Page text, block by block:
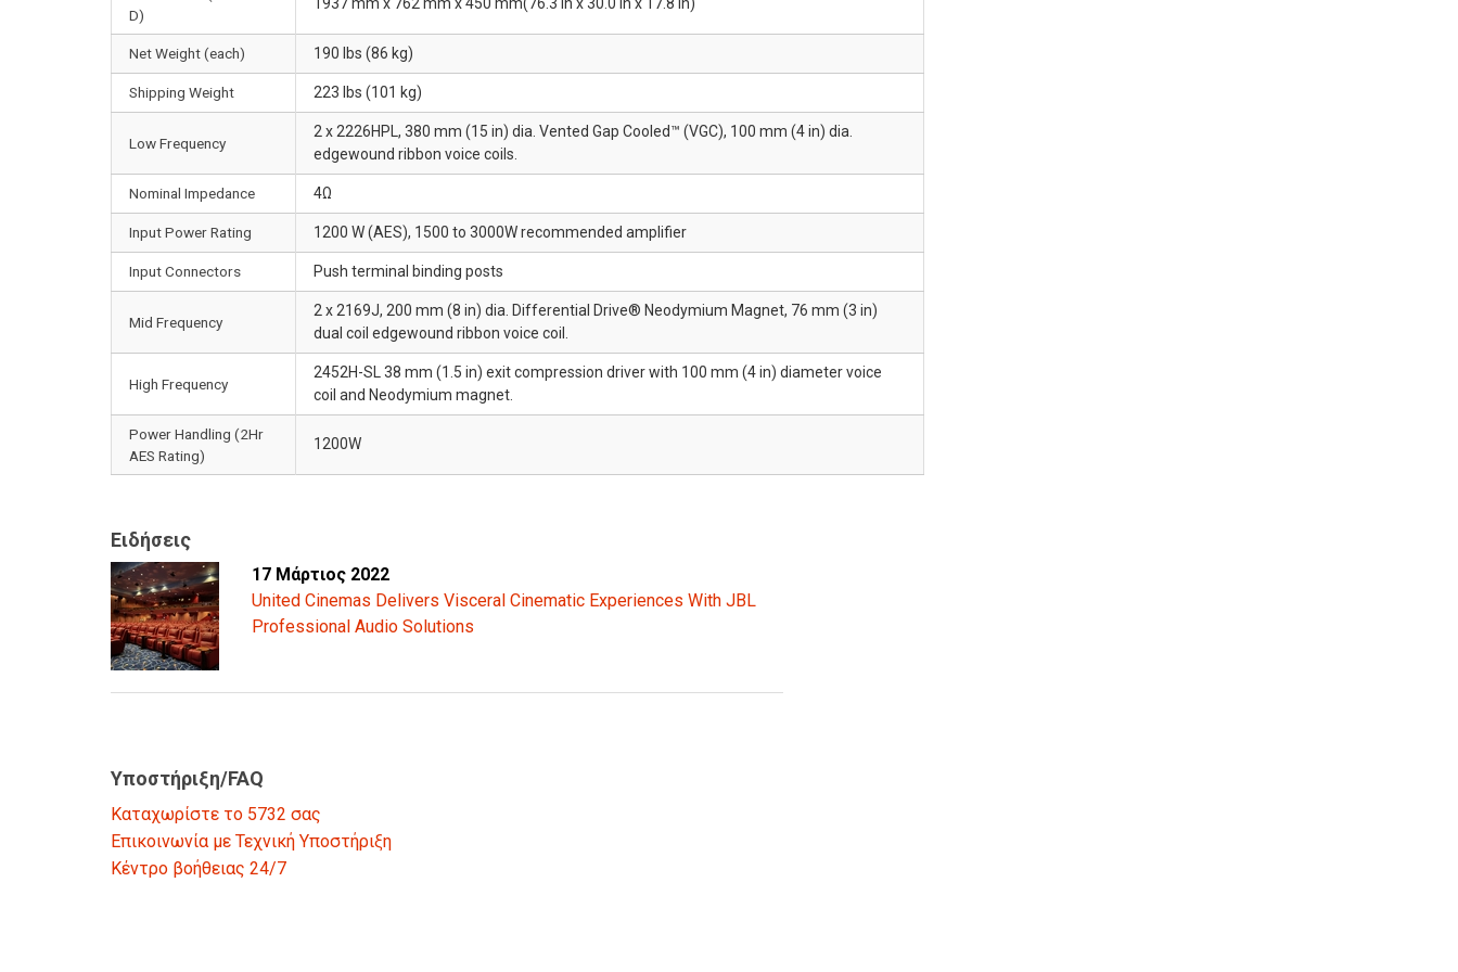
D)
Net Weight (each) 190 lbs (86 kg)
Shipping Weight 223 lbs (101 kg)
Low Frequency
2 x 2226HPL, 380 mm (15 in) dia. Vented Gap Cooled™ (VGC), 100 mm (4 in) dia.
edgewound ribbon voice coils.
Nominal Impedance 4Ω
Input Power Rating 1200 W (AES), 1500 to 3000W recommended amplifier
Input Connectors Push terminal binding posts
Mid Frequency
2 x 2169J, 200 mm (8 in) dia. Differential Drive® Neodymium Magnet, 76 mm (3 in)
dual coil edgewound ribbon voice coil.
High Frequency
2452H-SL 38 mm (1.5 in) exit compression driver with 100 mm (4 in) diameter voice
coil and Neodymium magnet.
Power Handling (2Hr
AES Rating)
1200W
Ειδήσεις
17 Μάρτιος 2022
United Cinemas Delivers Visceral Cinematic Experiences With JBL
Professional Audio Solutions
Υποστήριξη/FAQ
Καταχωρίστε το 5732 σας
Επικοινωνία με Τεχνική Υποστήριξη
Κέντρο βοήθειας 24/7